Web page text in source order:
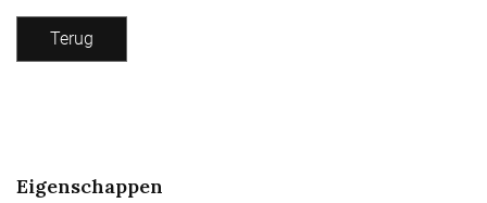
Terug
Eigenschappen